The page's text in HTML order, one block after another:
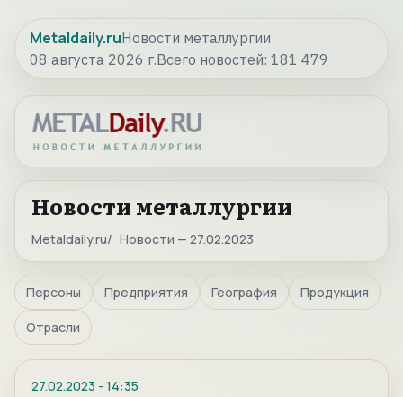
Metaldaily.ruНовости металлургии
08 августа 2026 г.Всего новостей: 181 479
Новости металлургии
Metaldaily.ru Новости — 27.02.2023
Персоны Предприятия География Продукция
Отрасли
27.02.2023 - 14:35